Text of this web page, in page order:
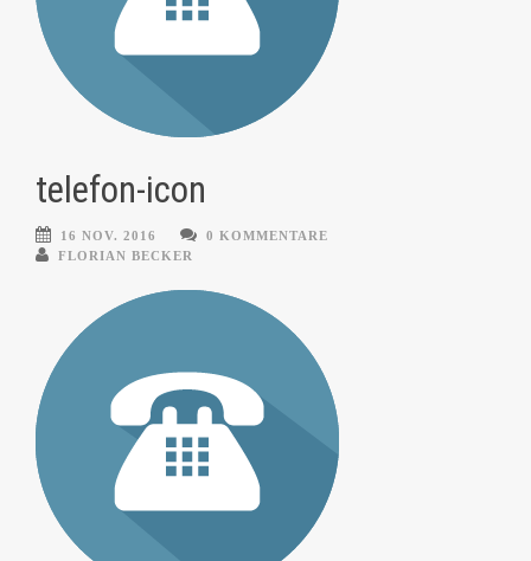
telefon-icon
16 NOV. 2016
0 KOMMENTARE
FLORIAN BECKER